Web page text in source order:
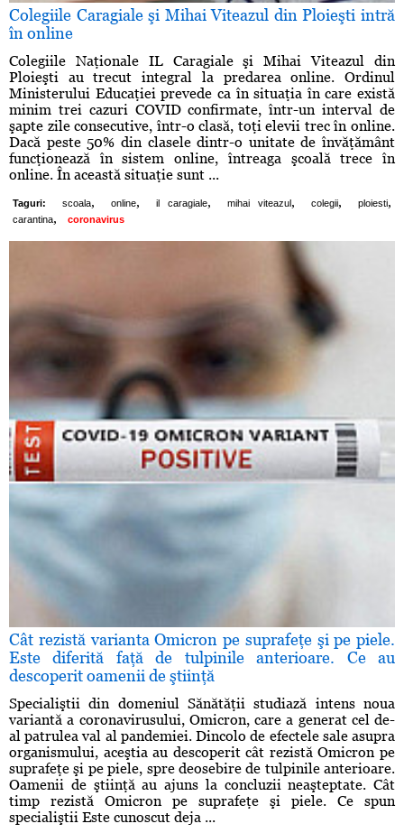
Colegiile Caragiale şi Mihai Viteazul din Ploieşti intră
în online
Colegiile Naţionale IL Caragiale şi Mihai Viteazul din
Ploieşti au trecut integral la predarea online. Ordinul
Ministerului Educaţiei prevede ca în situaţia în care există
minim trei cazuri COVID confirmate, într-un interval de
şapte zile consecutive, într-o clasă, toţi elevii trec în online.
Dacă peste 50% din clasele dintr-o unitate de învăţământ
funcţionează în sistem online, întreaga şcoală trece în
online. În această situaţie sunt ...
Taguri: scoala, online, il caragiale, mihai viteazul , colegii, ploiesti,
carantina, coronavirus
Cât rezistă varianta Omicron pe suprafeţe şi pe piele.
Este diferită faţă de tulpinile anterioare. Ce au
descoperit oamenii de ştiinţă
Specialiştii din domeniul Sănătăţii studiază intens noua
variantă a coronavirusului, Omicron, care a generat cel de-
al patrulea val al pandemiei. Dincolo de efectele sale asupra
organismului, aceştia au descoperit cât rezistă Omicron pe
suprafeţe şi pe piele, spre deosebire de tulpinile anterioare.
Oamenii de ştiinţă au ajuns la concluzii neaşteptate. Cât
timp rezistă Omicron pe suprafeţe şi piele. Ce spun
specialiştii Este cunoscut deja ...